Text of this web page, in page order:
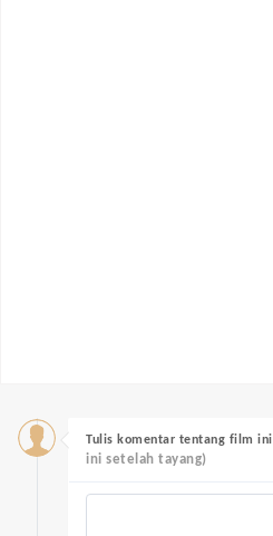
Tulis komentar tentang film ini
ini setelah tayang)